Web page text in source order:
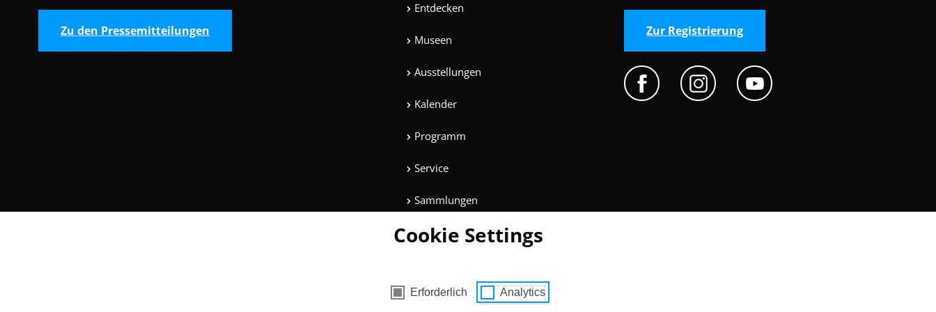
Zu den Pressemitteilungen
Entdecken
Museen
Ausstellungen
Kalender
Programm
Service
Sammlungen
Magazine
Unterhaltung
Zur Registrierung
Cookie Settings
Consent Selection | Auswahl der Cookies mit Zustimmung
Erforderlich Analytics